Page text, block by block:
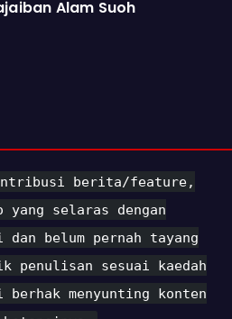
Alam Suoh
berita/feature,
selaras dengan
belum pernah tayang
penulisan sesuai kaedah
menyunting konten